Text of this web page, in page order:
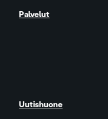
Palvelut
Uutishuone